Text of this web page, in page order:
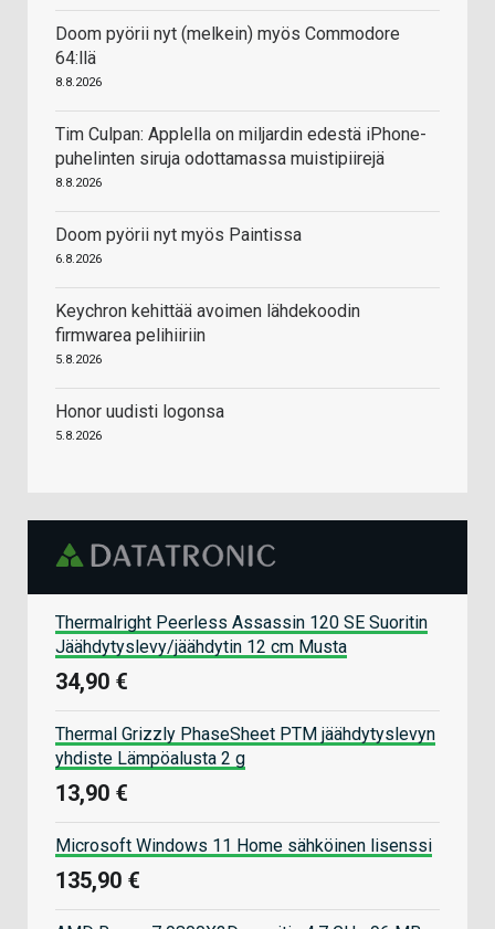
Doom pyörii nyt (melkein) myös Commodore
64:llä
8.8.2026
Tim Culpan: Applella on miljardin edestä iPhone-
puhelinten siruja odottamassa muistipiirejä
8.8.2026
Doom pyörii nyt myös Paintissa
6.8.2026
Keychron kehittää avoimen lähdekoodin
firmwarea pelihiiriin
5.8.2026
Honor uudisti logonsa
5.8.2026
Thermalright Peerless Assassin 120 SE Suoritin
Jäähdytyslevy/jäähdytin 12 cm Musta
34,90 €
Thermal Grizzly PhaseSheet PTM jäähdytyslevyn
yhdiste Lämpöalusta 2 g
13,90 €
Microsoft Windows 11 Home sähköinen lisenssi
135,90 €